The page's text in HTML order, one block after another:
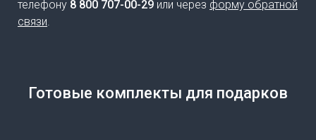
телефону 8 800 707-00-29 или через форму обратной
связи.
Готовые комплекты для подарков